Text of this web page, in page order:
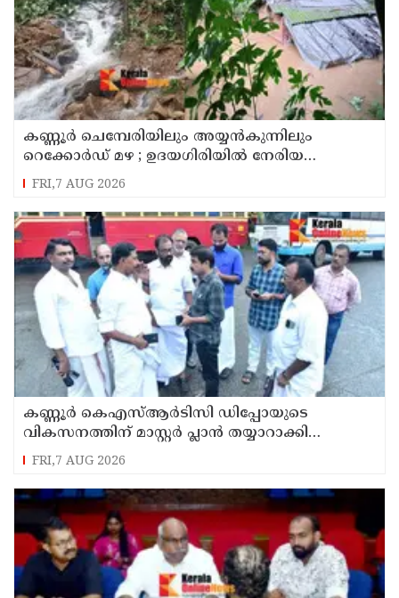
കണ്ണൂർ ചെമ്പേരിയിലും അയ്യൻകുന്നിലും
റെക്കോർഡ് മഴ ; ഉദയഗിരിയിൽ നേരിയ
ഉരുൾപൊട്ടൽ; 13 പേരെ ക്യാമ്പിലേക്ക് മാറ്റി
FRI,7 AUG 2026
കണ്ണൂർ കെഎസ്ആർടിസി ഡിപ്പോയുടെ
വികസനത്തിന് മാസ്റ്റർ പ്ലാൻ തയ്യാറാക്കി
സമർപ്പിക്കും : ടി ഒ മോഹനൻ എം എൽ എ
FRI,7 AUG 2026